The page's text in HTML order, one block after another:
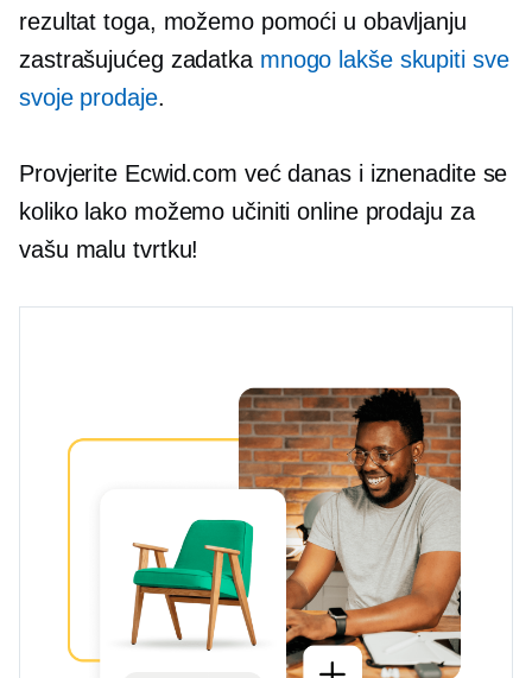
rezultat toga, možemo pomoći u obavljanju
zastrašujućeg zadatka mnogo lakše skupiti sve
svoje prodaje.
Provjerite Ecwid.com već danas i iznenadite se
koliko lako možemo učiniti online prodaju za
vašu malu tvrtku!